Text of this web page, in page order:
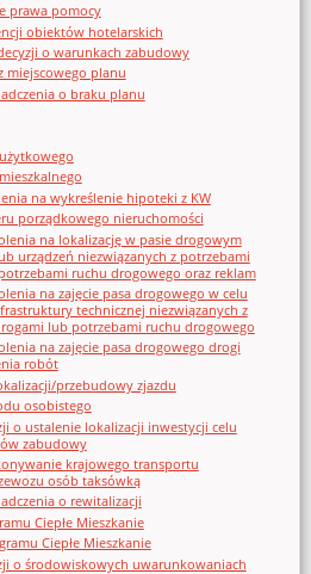
prawa pomocy
obiektów hotelarskich
o warunkach zabudowy
miejscowego planu
o braku planu
na wykreślenie hipoteki z KW
porządkowego nieruchomości
na lokalizację w pasie drogowym
urządzeń niezwiązanych z potrzebami
ruchu drogowego oraz reklam
na zajęcie pasa drogowego w celu
technicznej niezwiązanych z
lub potrzebami ruchu drogowego
na zajęcie pasa drogowego drogi
robót
przebudowy zjazdu
osobistego
o ustalenie lokalizacji inwestycji celu
zabudowy
krajowego transportu
osób taksówką
o rewitalizacji
Ciepłe Mieszkanie
Ciepłe Mieszkanie
o środowiskowych uwarunkowaniach